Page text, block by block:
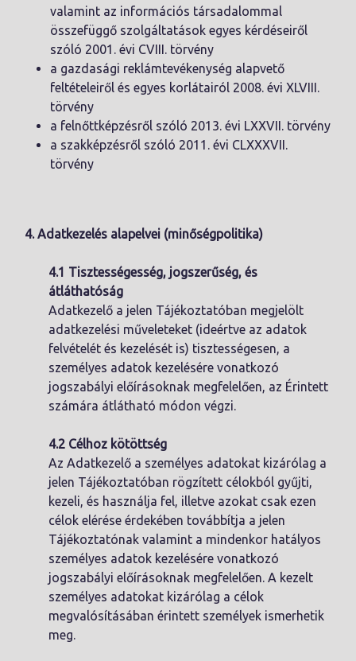
valamint az információs társadalommal
összefüggő szolgáltatások egyes kérdéseiről
szóló 2001. évi CVIII. törvény
a gazdasági reklámtevékenység alapvető
feltételeiről és egyes korlátairól 2008. évi XLVIII.
törvény
a felnőttképzésről szóló 2013. évi LXXVII. törvény
a szakképzésről szóló 2011. évi CLXXXVII.
törvény
4. Adatkezelés alapelvei (minőségpolitika)
4.1 Tisztességesség, jogszerűség, és
átláthatóság
Adatkezelő a jelen Tájékoztatóban megjelölt
adatkezelési műveleteket (ideértve az adatok
felvételét és kezelését is) tisztességesen, a
személyes adatok kezelésére vonatkozó
jogszabályi előírásoknak megfelelően, az Érintett
számára átlátható módon végzi.
4.2 Célhoz kötöttség
Az Adatkezelő a személyes adatokat kizárólag a
jelen Tájékoztatóban rögzített célokból gyűjti,
kezeli, és használja fel, illetve azokat csak ezen
célok elérése érdekében továbbítja a jelen
Tájékoztatónak valamint a mindenkor hatályos
személyes adatok kezelésére vonatkozó
jogszabályi előírásoknak megfelelően. A kezelt
személyes adatokat kizárólag a célok
megvalósításában érintett személyek ismerhetik
meg.